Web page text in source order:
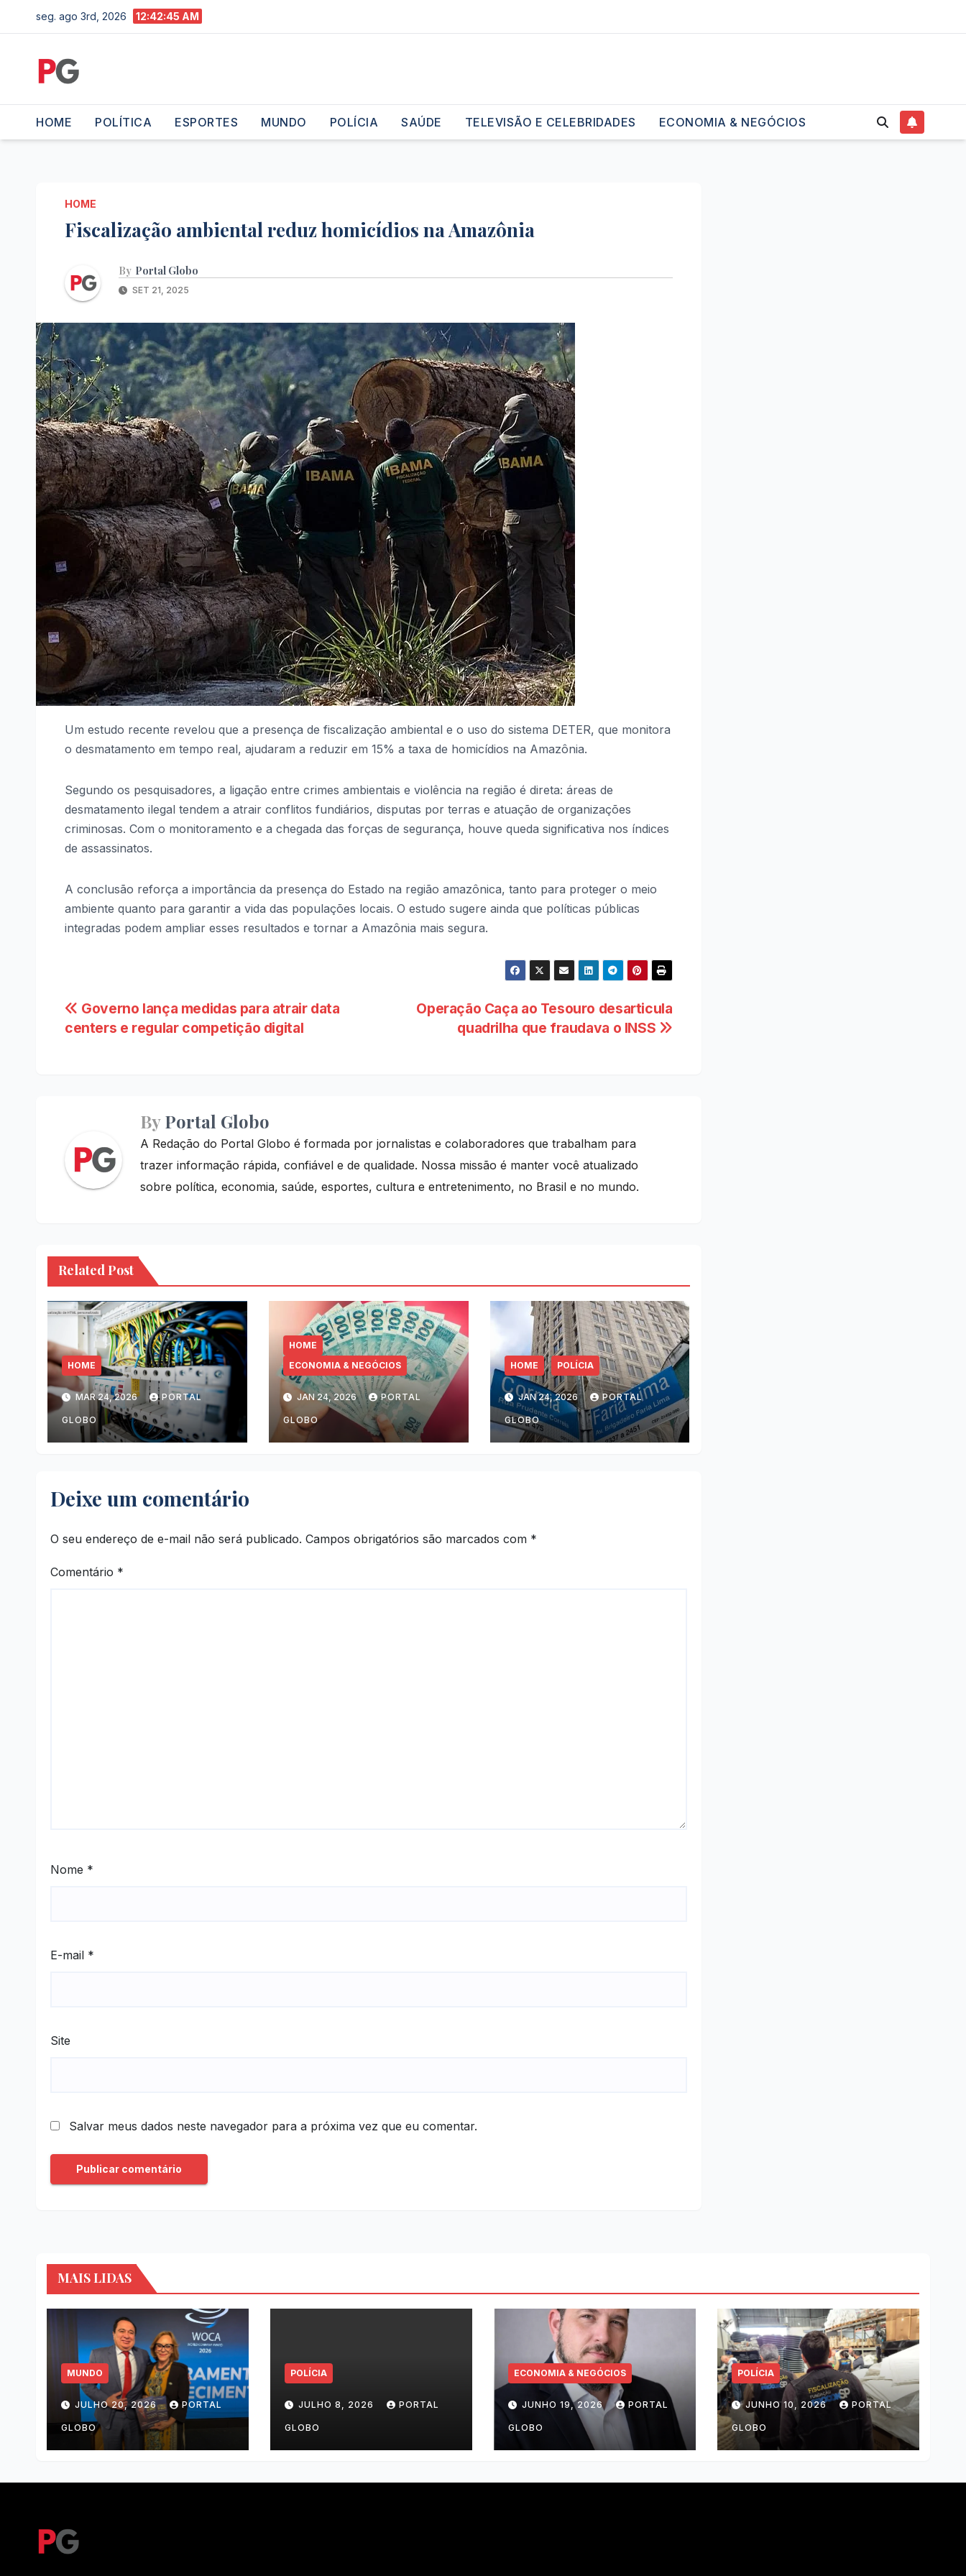
to
seg. ago 3rd, 2026 12:42:46 AM
HOME POLÍTICA ESPORTES MUNDO POLÍCIA SAÚDE TELEVISÃO E CELEBRIDADES ECONOMIA & NEGÓCIOS
HOME
Fiscalização ambiental reduz homicídios na Amazônia
By Portal Globo
SET 21, 2025
Um estudo recente revelou que a presença de fiscalização ambiental e o uso do sistema DETER, que monitora
o desmatamento em tempo real, ajudaram a reduzir em 15% a taxa de homicídios na Amazônia.
Segundo os pesquisadores, a ligação entre crimes ambientais e violência na região é direta: áreas de
desmatamento ilegal tendem a atrair conflitos fundiários, disputas por terras e atuação de organizações
criminosas. Com o monitoramento e a chegada das forças de segurança, houve queda significativa nos índices
de assassinatos.
A conclusão reforça a importância da presença do Estado na região amazônica, tanto para proteger o meio
ambiente quanto para garantir a vida das populações locais. O estudo sugere ainda que políticas públicas
integradas podem ampliar esses resultados e tornar a Amazônia mais segura.
Navegação
de
Operação Caça ao Tesouro desarticula
quadrilha que fraudava o INSS
Governo lança medidas para atrair data
centers e regular competição digital
ByPortal Globo
A Redação do Portal Globo é formada por jornalistas e colaboradores que trabalham para
trazer informação rápida, confiável e de qualidade. Nossa missão é manter você atualizado
sobre política, economia, saúde, esportes, cultura e entretenimento, no Brasil e no mundo.
Related Post
HOME
MAR 24, 2026 PORTAL
GLOBO
HOME
ECONOMIA & NEGÓCIOS
JAN 24, 2026 PORTAL
GLOBO
HOME POLÍCIA
JAN 24, 2026 PORTAL
GLOBO
Deixe um comentário
O seu endereço de e-mail não será publicado. Campos obrigatórios são marcados com *
Comentário *
Nome *
E-mail *
Site
Salvar meus dados neste navegador para a próxima vez que eu comentar.
MAIS LIDAS
MUNDO
JULHO 20, 2026 PORTAL
GLOBO
POLÍCIA
JULHO 8, 2026 PORTAL
GLOBO
ECONOMIA & NEGÓCIOS
JUNHO 19, 2026 PORTAL
GLOBO
POLÍCIA
JUNHO 10, 2026 PORTAL
GLOBO